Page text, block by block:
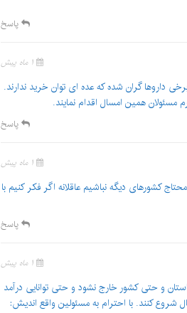
پاسخ
داروها گران شده که عده ای توان خرید ندارند.
مسئولان همین امسال اقدام نمایند.
پاسخ
کشورهای دیگه نباشیم عاقلانه اگر فکر کنیم با
پاسخ
و حتی کشور خارج نشود و حتی توانایی درآمد
کنند. با احترام به مسئولین واقع اندیش: